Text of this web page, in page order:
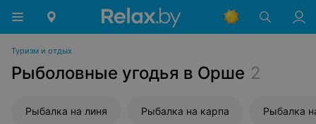
Туризм и отдых
Рыболовные угодья в Орше 2
Рыбалка на линя Рыбалка на карпа Рыбалка